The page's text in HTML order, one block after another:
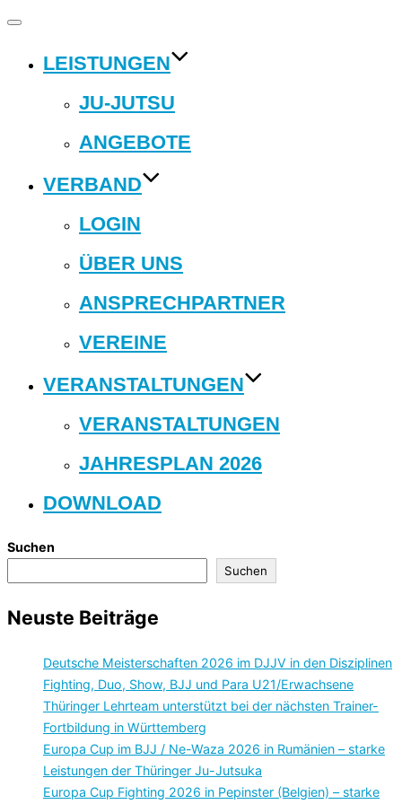
Navigation
LEISTUNGEN
JU-JUTSU
ANGEBOTE
VERBAND
LOGIN
ÜBER UNS
ANSPRECHPARTNER
VEREINE
VERANSTALTUNGEN
VERANSTALTUNGEN
JAHRESPLAN 2026
DOWNLOAD
Suchen
Suchen
Neuste Beiträge
Deutsche Meisterschaften 2026 im DJJV in den Disziplinen
Fighting, Duo, Show, BJJ und Para U21/Erwachsene
Thüringer Lehrteam unterstützt bei der nächsten Trainer-
Fortbildung in Württemberg
Europa Cup im BJJ / Ne-Waza 2026 in Rumänien – starke
Leistungen der Thüringer Ju-Jutsuka
Europa Cup Fighting 2026 in Pepinster (Belgien) – starke